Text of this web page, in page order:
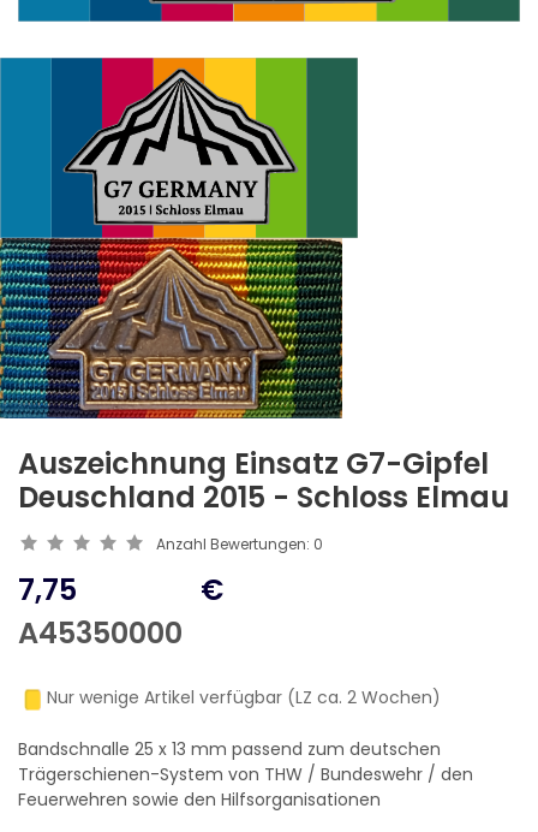
Auszeichnung Einsatz G7-Gipfel
Deuschland 2015 - Schloss Elmau
Anzahl Bewertungen: 0
7,75
A45350000
€
Nur wenige Artikel verfügbar (LZ ca. 2 Wochen)
Bandschnalle 25 x 13 mm passend zum deutschen
Trägerschienen-System von THW / Bundeswehr / den
Feuerwehren sowie den Hilfsorganisationen